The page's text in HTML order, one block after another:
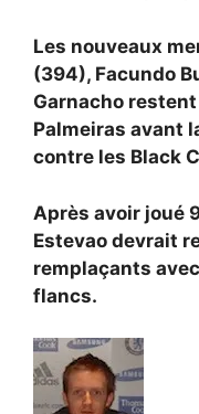
Les nouveaux
(394), Facundo
Garnacho
Palmeiras avant
contre les Black
Après avoir joué
Estevao devrait
remplaçants
flancs.